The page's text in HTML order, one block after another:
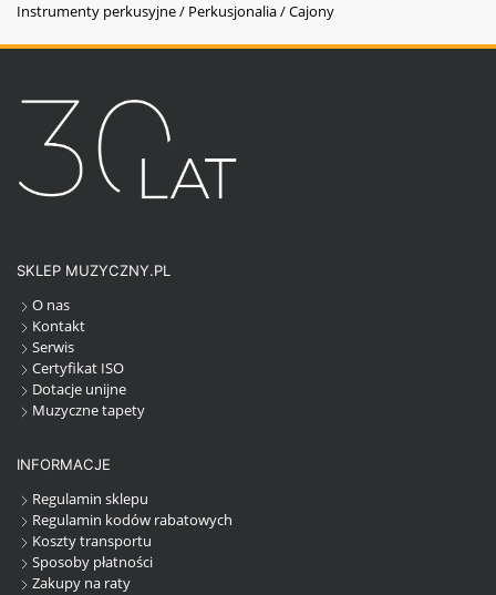
Instrumenty perkusyjne / Perkusjonalia / Cajony
SKLEP MUZYCZNY.PL
O nas
Kontakt
Serwis
Certyfikat ISO
Dotacje unijne
Muzyczne tapety
INFORMACJE
Regulamin sklepu
Regulamin kodów rabatowych
Koszty transportu
Sposoby płatności
Zakupy na raty